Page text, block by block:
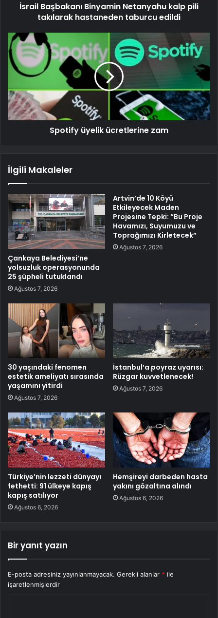
İsrail Başbakanı Binyamin Netanyahu kalp pili
takılarak hastaneden taburcu edildi
Spotify üyelik ücretlerine zam
İlgili Makaleler
Çankaya Belediyesi’ne
yolsuzluk operasyonunda
25 şüpheli tutuklandı
Ağustos 7, 2026
Artvin’de 10 Köyü
Etkileyecek Maden
Projesine Tepki: “Bu Proje
Havamızı, Suyumuzu ve
Toprağımızı Kirletecek”
Ağustos 7, 2026
30 yaşındaki fenomen
estetik ameliyatı sırasında
yaşamını yitirdi
Ağustos 7, 2026
İstanbul’a poyraz uyarısı:
Rüzgar kuvvetlenecek!
Ağustos 7, 2026
Türkiye’nin lezzeti dünyayı
fethetti: 91 ülkeye kapış
kapış satılıyor
Ağustos 6, 2026
Hemşireyi darbeden hasta
yakını gözaltına alındı
Ağustos 6, 2026
Bir yanıt yazın
E-posta adresiniz yayınlanmayacak. Gerekli alanlar * ile
işaretlenmişlerdir